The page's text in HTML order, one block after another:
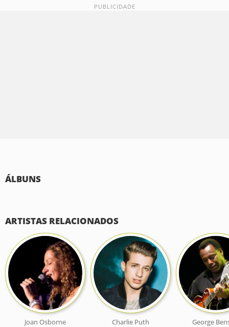
ÁLBUNS
ARTISTAS RELACIONADOS
Joan Osborne Charlie Puth George